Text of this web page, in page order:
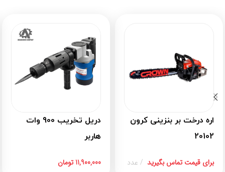
اره درخت بر بنزینی کرون
20102
برای قیمت تماس بگیرید عدد
دریل تخریب 900 وات
هاربر
11,900,000 تومان